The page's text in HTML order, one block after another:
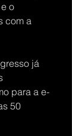
o
com a
já
para a e-
50